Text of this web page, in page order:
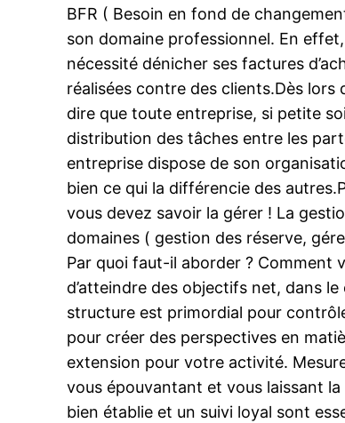
BFR ( Besoin en fond de
son domaine professionnel. En
nécessité dénicher ses factures
réalisées contre des clients.Dès lors
dire que toute entreprise, si petite
distribution des tâches entre les
entreprise dispose de son
bien ce qui la différencie des
vous devez savoir la gérer ! La
domaines ( gestion des réserve,
Par quoi faut-il aborder ? Comment
d’atteindre des objectifs net, dans
structure est primordial pour
pour créer des perspectives en
extension pour votre activité.
vous épouvantant et vous laissant
bien établie et un suivi loyal sont